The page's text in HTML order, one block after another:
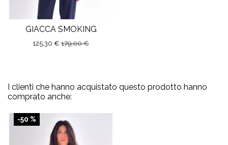
GIACCA SMOKING
125,30 € 179,00 €
I clienti che hanno acquistato questo prodotto hanno
comprato anche:
-50 %